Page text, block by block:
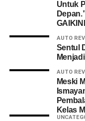
Untuk
AUTO
Sentul
AUTO
Meski
Kelas